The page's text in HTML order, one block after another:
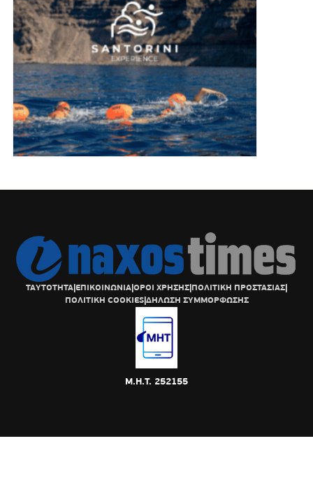
ΤΑΥΤΟΤΗΤΑ|ΕΠΙΚΟΙΝΩΝΙΑ|ΟΡΟΙ ΧΡΗΣΗΣ|ΠΟΛΙΤΙΚΗ ΠΡΟΣΤΑΣΙΑΣ|
ΠΟΛΙΤΙΚΗ COOKIES|ΔΗΛΩΣΗ ΣΥΜΜΟΡΦΩΣΗΣ
Μ.Η.Τ. 252155